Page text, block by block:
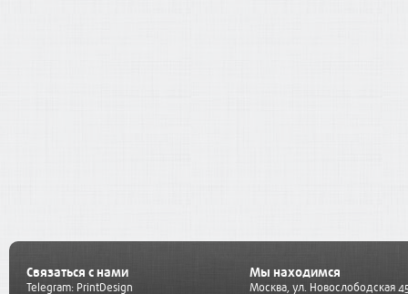
Связаться с нами
Telegram: PrintDesign
Мы находимся
Москва, ул. Новослободская